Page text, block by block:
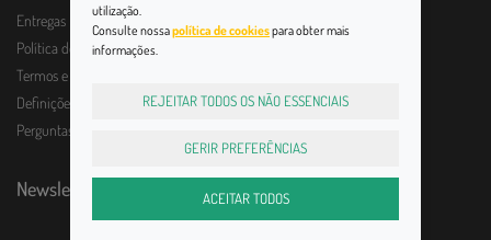
Entregas
Política de Devolução
Termos e Condições
Definições de Privacidade
Perguntas frequentes
Newsletter
utilização.
Consulte nossapolítica de cookiespara obter mais
informações.
REJEITAR TODOS OS NÃO ESSENCIAIS
GERIR PREFERÊNCIAS
ACEITAR TODOS